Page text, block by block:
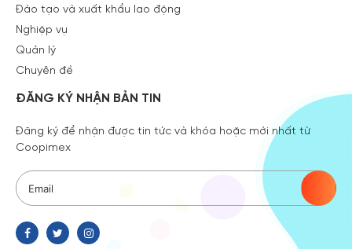
Đào tạo và xuất khẩu lao động
Nghiệp vụ
Quản lý
Chuyên đề
ĐĂNG KÝ NHẬN BẢN TIN
Đăng ký để nhận được tin tức và khóa hoặc mới nhất từ
Coopimex